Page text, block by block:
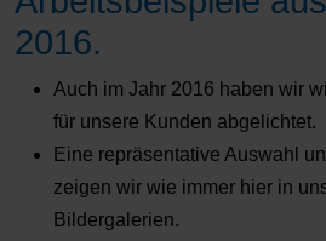
2016.
Auch im Jahr 2016 haben wir
für unsere Kunden abgelichtet.
Eine repräsentative Auswahl
zeigen wir wie immer hier in
Bildergalerien.